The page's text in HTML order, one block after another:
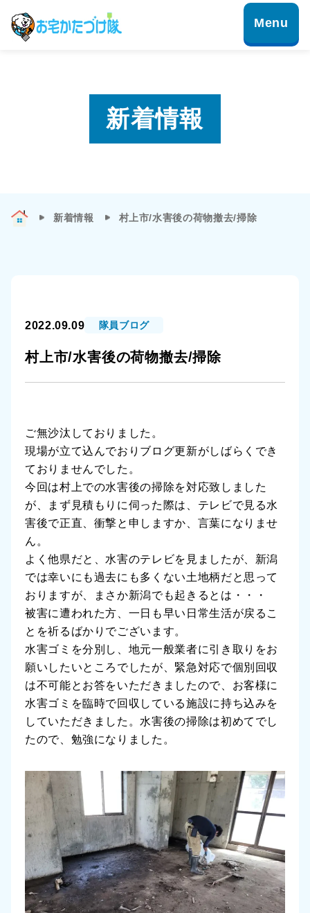
新着情報
新着情報 村上市/水害後の荷物撤去/掃除
2022.09.09 隊員ブログ
村上市/水害後の荷物撤去/掃除
ご無沙汰しておりました。
現場が立て込んでおりブログ更新がしばらくでき
ておりませんでした。
今回は村上での水害後の掃除を対応致しました
が、まず見積もりに伺った際は、テレビで見る水
害後で正直、衝撃と申しますか、言葉になりませ
ん。
よく他県だと、水害のテレビを見ましたが、新潟
では幸いにも過去にも多くない土地柄だと思って
おりますが、まさか新潟でも起きるとは・・・
被害に遭われた方、一日も早い日常生活が戻るこ
とを祈るばかりでございます。
水害ゴミを分別し、地元一般業者に引き取りをお
願いしたいところでしたが、緊急対応で個別回収
は不可能とお答をいただきましたので、お客様に
水害ゴミを臨時で回収している施設に持ち込みを
していただきました。水害後の掃除は初めてでし
たので、勉強になりました。